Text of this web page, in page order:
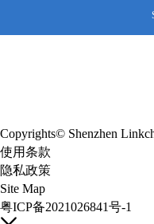
Copyrights© Shenzhen
使用条款
隐私政策
Site Map
粤ICP备2021026841号-1